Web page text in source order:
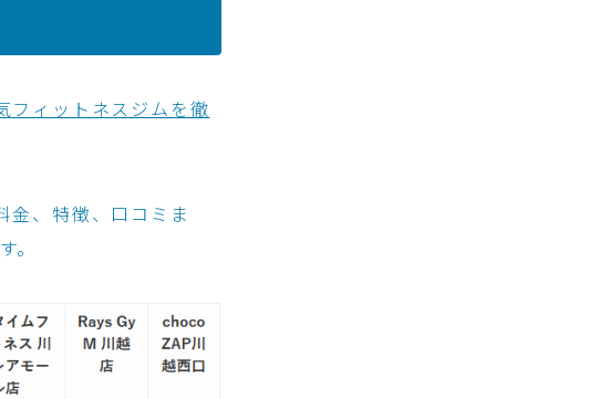
フィットネスジムを徹
金、特徴、口コミま